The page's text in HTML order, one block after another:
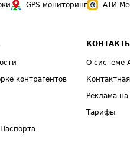
GPS-мониторинг АТИ
контрагентов
О системе
Реклама на
Тарифы